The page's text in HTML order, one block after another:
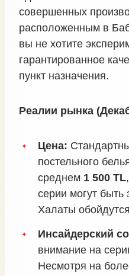
совершенных
расположенным в
вы не хотите
гарантированное
пункт назначения.
Реалии рынка
Цена:
постельного
среднем 1 500 TL
серии могут быть
Халаты
Инсайдерский
внимание на
Несмотря на